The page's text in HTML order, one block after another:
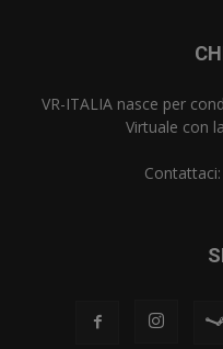
VR-ITALIA nasce per
Virtuale con
Contattaci: